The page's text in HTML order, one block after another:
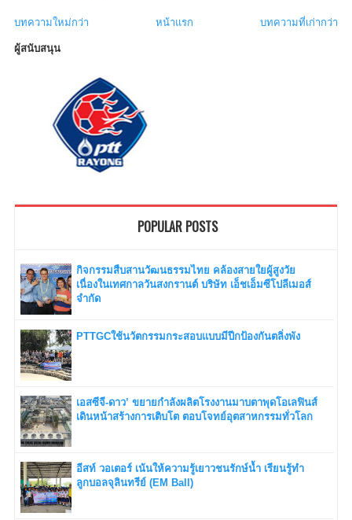
บทความใหม่กว่า บทความที่เก่ากว่า
หน้าแรก
ผู้สนับสนุน
POPULAR POSTS
กิจกรรมสืบสานวัฒนธรรมไทย คล้องสายใยผู้สูงวัย
เนื่องในเทศกาลวันสงกรานต์ บริษัท เอ็ชเอ็มซีโปลีเมอส์
จำกัด
PTTGCใช้นวัตกรรมกระสอบแบบมีปีกป้องกันตลิ่งพัง
เอสซีจี-ดาว’ ขยายกำลังผลิตโรงงานมาบตาพุดโอเลฟินส์
เดินหน้าสร้างการเติบโต ตอบโจทย์อุตสาหกรรมทั่วโลก
อีสท์ วอเตอร์ เน้นให้ความรู้เยาวชนรักษ์น้ำ เรียนรู้ทำ
ลูกบอลจุลินทรีย์ (EM Ball)